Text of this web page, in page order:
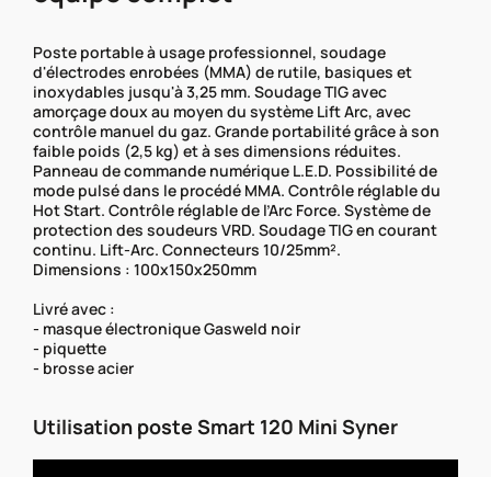
Poste portable à usage professionnel, soudage
d'électrodes enrobées (MMA) de rutile, basiques et
inoxydables jusqu'à 3,25 mm. Soudage TIG avec
amorçage doux au moyen du système Lift Arc, avec
contrôle manuel du gaz. Grande portabilité grâce à son
faible poids (2,5 kg) et à ses dimensions réduites.
Panneau de commande numérique L.E.D. Possibilité de
mode pulsé dans le procédé MMA. Contrôle réglable du
Hot Start. Contrôle réglable de l’Arc Force. Système de
protection des soudeurs VRD. Soudage TIG en courant
continu. Lift-Arc. Connecteurs 10/25mm².
Dimensions : 100x150x250mm
Livré avec :
- masque électronique Gasweld noir
- piquette
- brosse acier
Utilisation poste Smart 120 Mini Syner